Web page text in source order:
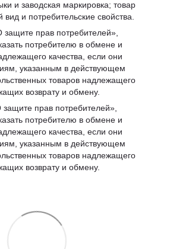
и заводская маркировка; товар
и потребительские свойства.
защите прав потребителей»,
потребителю в обмене и
качества, если они
указанным в действующем
товаров надлежащего
возврату и обмену.
прав потребителей»,
потребителю в обмене и
качества, если они
указанным в действующем
товаров надлежащего
возврату и обмену.